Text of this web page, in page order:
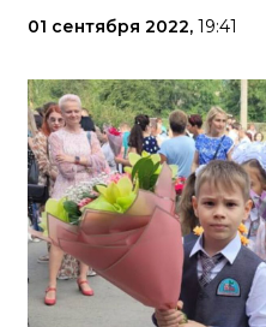
01 сентября 2022, 19:41